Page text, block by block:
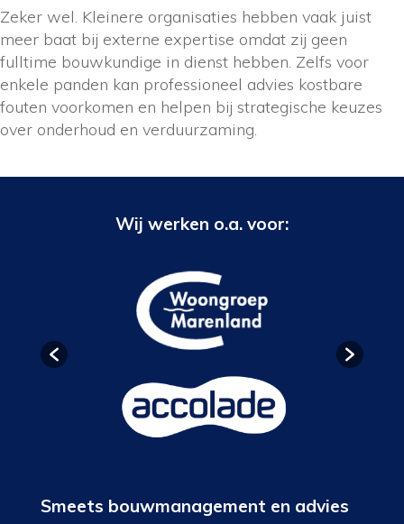
Zeker wel. Kleinere organisaties hebben vaak juist
meer baat bij externe expertise omdat zij geen
fulltime bouwkundige in dienst hebben. Zelfs voor
enkele panden kan professioneel advies kostbare
fouten voorkomen en helpen bij strategische keuzes
over onderhoud en verduurzaming.
Wij werken o.a. voor:
Smeets bouwmanagement en advies